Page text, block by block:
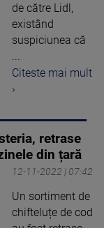
de către Lidl,
existând
suspiciunea că
Citeste mai mult
›
retrase
din țară
12-11-2022 | 07:42
Un sortiment de
chifteluțe de cod